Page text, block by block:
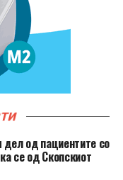
дел од пациентите сo
се од Скопскиот